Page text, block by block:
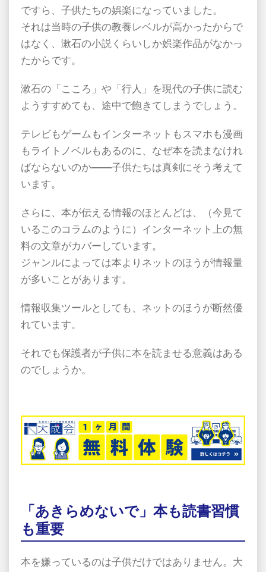
ですら、子供たちの娯楽になっていました。
それは当時の子供の教養レベルが高かったからで
はなく、漱石の小説くらいしか娯楽作品がなかっ
たからです。
漱石の「こころ」や「行人」を現代の子供に読む
ようすすめても、途中で飽きてしまうでしょう。
テレビもゲームもインターネットもスマホも漫画
もライトノベルもあるのに、なぜ本を読まなけれ
ばならないのか――子供たちは真剣にそう考えて
います。
さらに、本が伝える情報のほとんどは、（今見て
いるこのコラムのように）インターネット上の無
料の文章がカバーしています。
ジャンルによっては本よりネットのほうが情報量
が多いことがあります。
情報収集ツールとしても、ネットのほうが断然優
れています。
それでも保護者が子供に本を読ませる意義はある
のでしょうか。
「あきらめないで」本も読書習慣
も重要
本を嫌っているのは子供だけではありません。大